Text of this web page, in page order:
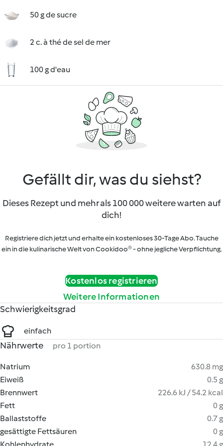
50 g de sucre
2 c. à thé de sel de mer
100 g d'eau
Gefällt dir, was du siehst?
Dieses Rezept und mehr als 100 000 weitere warten auf
dich!
Registriere dich jetzt und erhalte ein kostenloses 30-Tage Abo. Tauche
ein in die kulinarische Welt von Cookidoo® - ohne jegliche Verpflichtung.
Kostenlos registrieren
Weitere Informationen
Schwierigkeitsgrad
einfach
Nährwerte pro 1 portion
Natrium
630.8 mg
Eiweiß
0.5 g
Brennwert
226.6 kJ / 54.2 kcal
Fett
0 g
Ballaststoffe
0.7 g
gesättigte Fettsäuren
0 g